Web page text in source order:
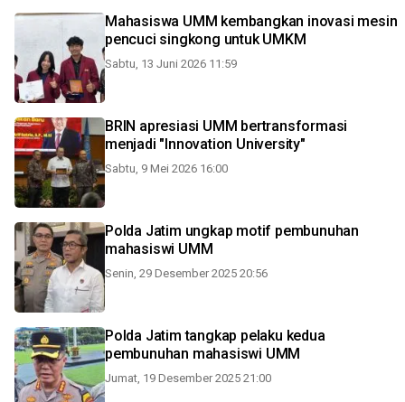
Mahasiswa UMM kembangkan inovasi mesin
pencuci singkong untuk UMKM
Sabtu, 13 Juni 2026 11:59
BRIN apresiasi UMM bertransformasi
menjadi "Innovation University"
Sabtu, 9 Mei 2026 16:00
Polda Jatim ungkap motif pembunuhan
mahasiswi UMM
Senin, 29 Desember 2025 20:56
Polda Jatim tangkap pelaku kedua
pembunuhan mahasiswi UMM
Jumat, 19 Desember 2025 21:00